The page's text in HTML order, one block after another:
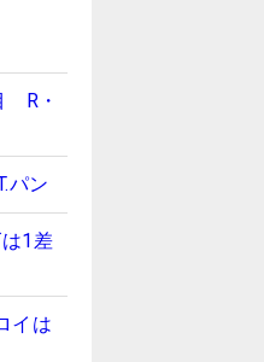
R・
パン
1差
イは